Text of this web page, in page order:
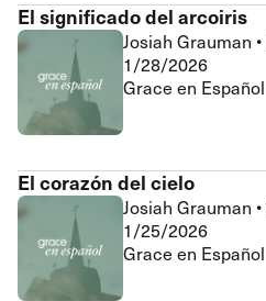
El significado del arcoiris
Josiah Grauman •
1/28/2026
Grace en
El corazón del cielo
Josiah Grauman •
1/25/2026
Grace en Español